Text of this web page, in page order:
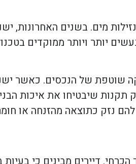
מים. בשנים האחרונות,
יותר ויותר ממוקדים
שוטפת של הנכסים. כאשר
שיבטיחו את איכות
נזק כתוצאה מהזנחה או
דיירים מבינים כי